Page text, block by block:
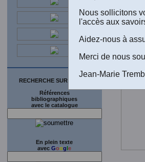
RECHERCHE SUR LE SITE
Références
bibliographiques
avec le catalogue
En plein texte
avec Google
Nous sollicitons
l'accès aux
Aidez-nous à
Merci de nous
Jean-Marie